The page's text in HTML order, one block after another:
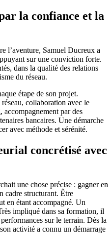
la confiance et la
l’aventure, Samuel Ducreux a
sur une conviction forte.
dans la qualité des relations
du réseau.
étape de son projet.
collaboration avec le
par des
bancaires. Une démarche
avec méthode et sérénité.
concrétisé avec
une chose précise : gagner en
cadre structurant. Être
en étant accompagné. Un
impliqué dans sa formation, il
sur le terrain. Dès la
activité a connu un démarrage